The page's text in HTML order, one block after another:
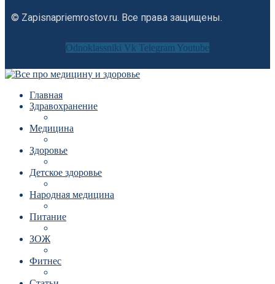
© Zapisnapriemrostov.ru. Все права защищены.
Odnoklassniki Vk Telegram Youtube
Главная
Здравохранение
Медицина
Здоровье
Детское здоровье
Народная медицина
Питание
ЗОЖ
Фитнес